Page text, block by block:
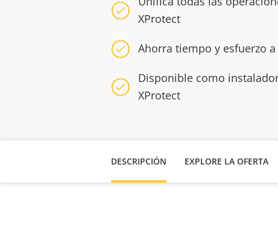
XProtect
Ahorra tiempo y esfuerzo
Disponible como
XProtect
DESCRIPCIÓN EXPLORE LA OFERTA